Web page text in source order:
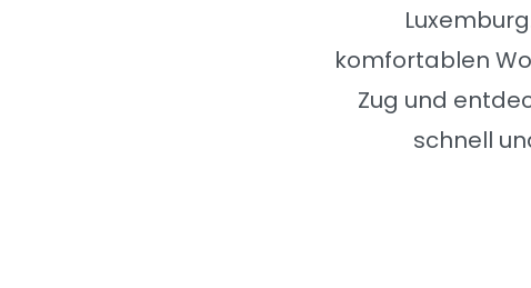
komfortablen
Zug und
schnell